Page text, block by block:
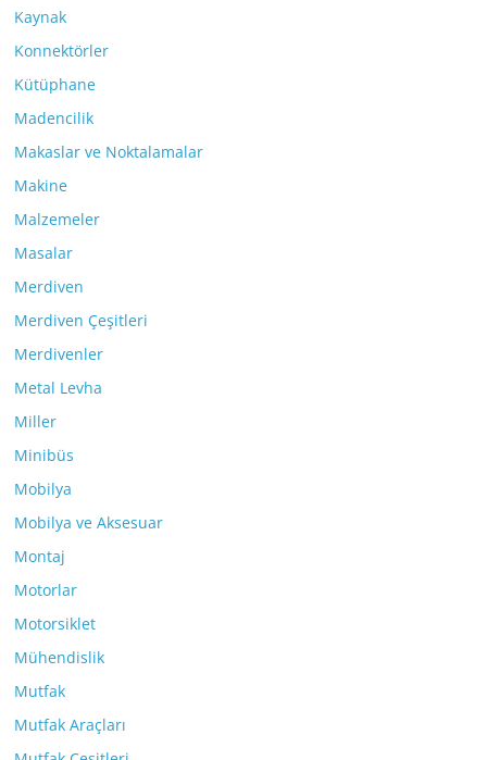
Kaynak
Konnektörler
Kütüphane
Madencilik
Makaslar ve Noktalamalar
Makine
Malzemeler
Masalar
Merdiven
Merdiven Çeşitleri
Merdivenler
Metal Levha
Miller
Minibüs
Mobilya
Mobilya ve Aksesuar
Montaj
Motorlar
Motorsiklet
Mühendislik
Mutfak
Mutfak Araçları